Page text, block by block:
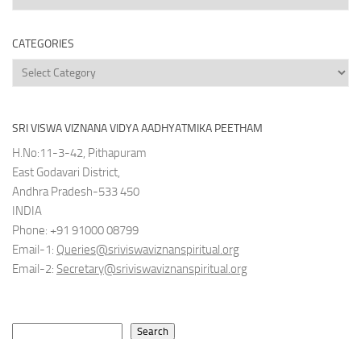
Archives
CATEGORIES
Categories
SRI VISWA VIZNANA VIDYA AADHYATMIKA PEETHAM
H.No:11-3-42, Pithapuram
East Godavari District,
Andhra Pradesh-533 450
INDIA
Phone: +91 91000 08799
Email-1: Queries@sriviswaviznanspiritual.org
Email-2: Secretary@sriviswaviznanspiritual.org
Search